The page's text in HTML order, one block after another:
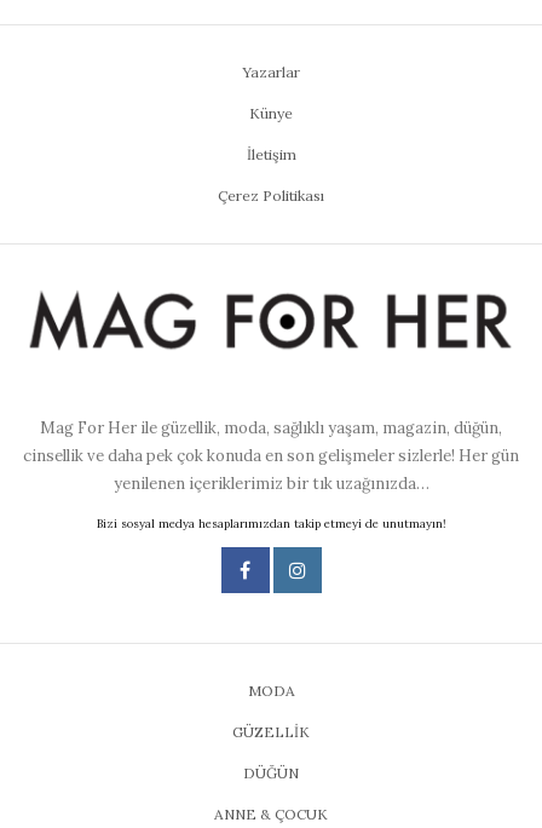
Yazarlar
Künye
İletişim
Çerez Politikası
Mag For Her ile güzellik, moda, sağlıklı yaşam, magazin, düğün,
cinsellik ve daha pek çok konuda en son gelişmeler sizlerle! Her gün
yenilenen içeriklerimiz bir tık uzağınızda…
Bizi sosyal medya hesaplarımızdan takip etmeyi de unutmayın!
MODA
GÜZELLİK
DÜĞÜN
ANNE & ÇOCUK